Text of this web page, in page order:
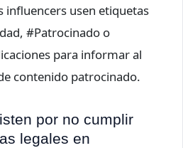
influencers usen etiquetas
#Patrocinado o
para informar al
contenido patrocinado.
por no cumplir
legales en